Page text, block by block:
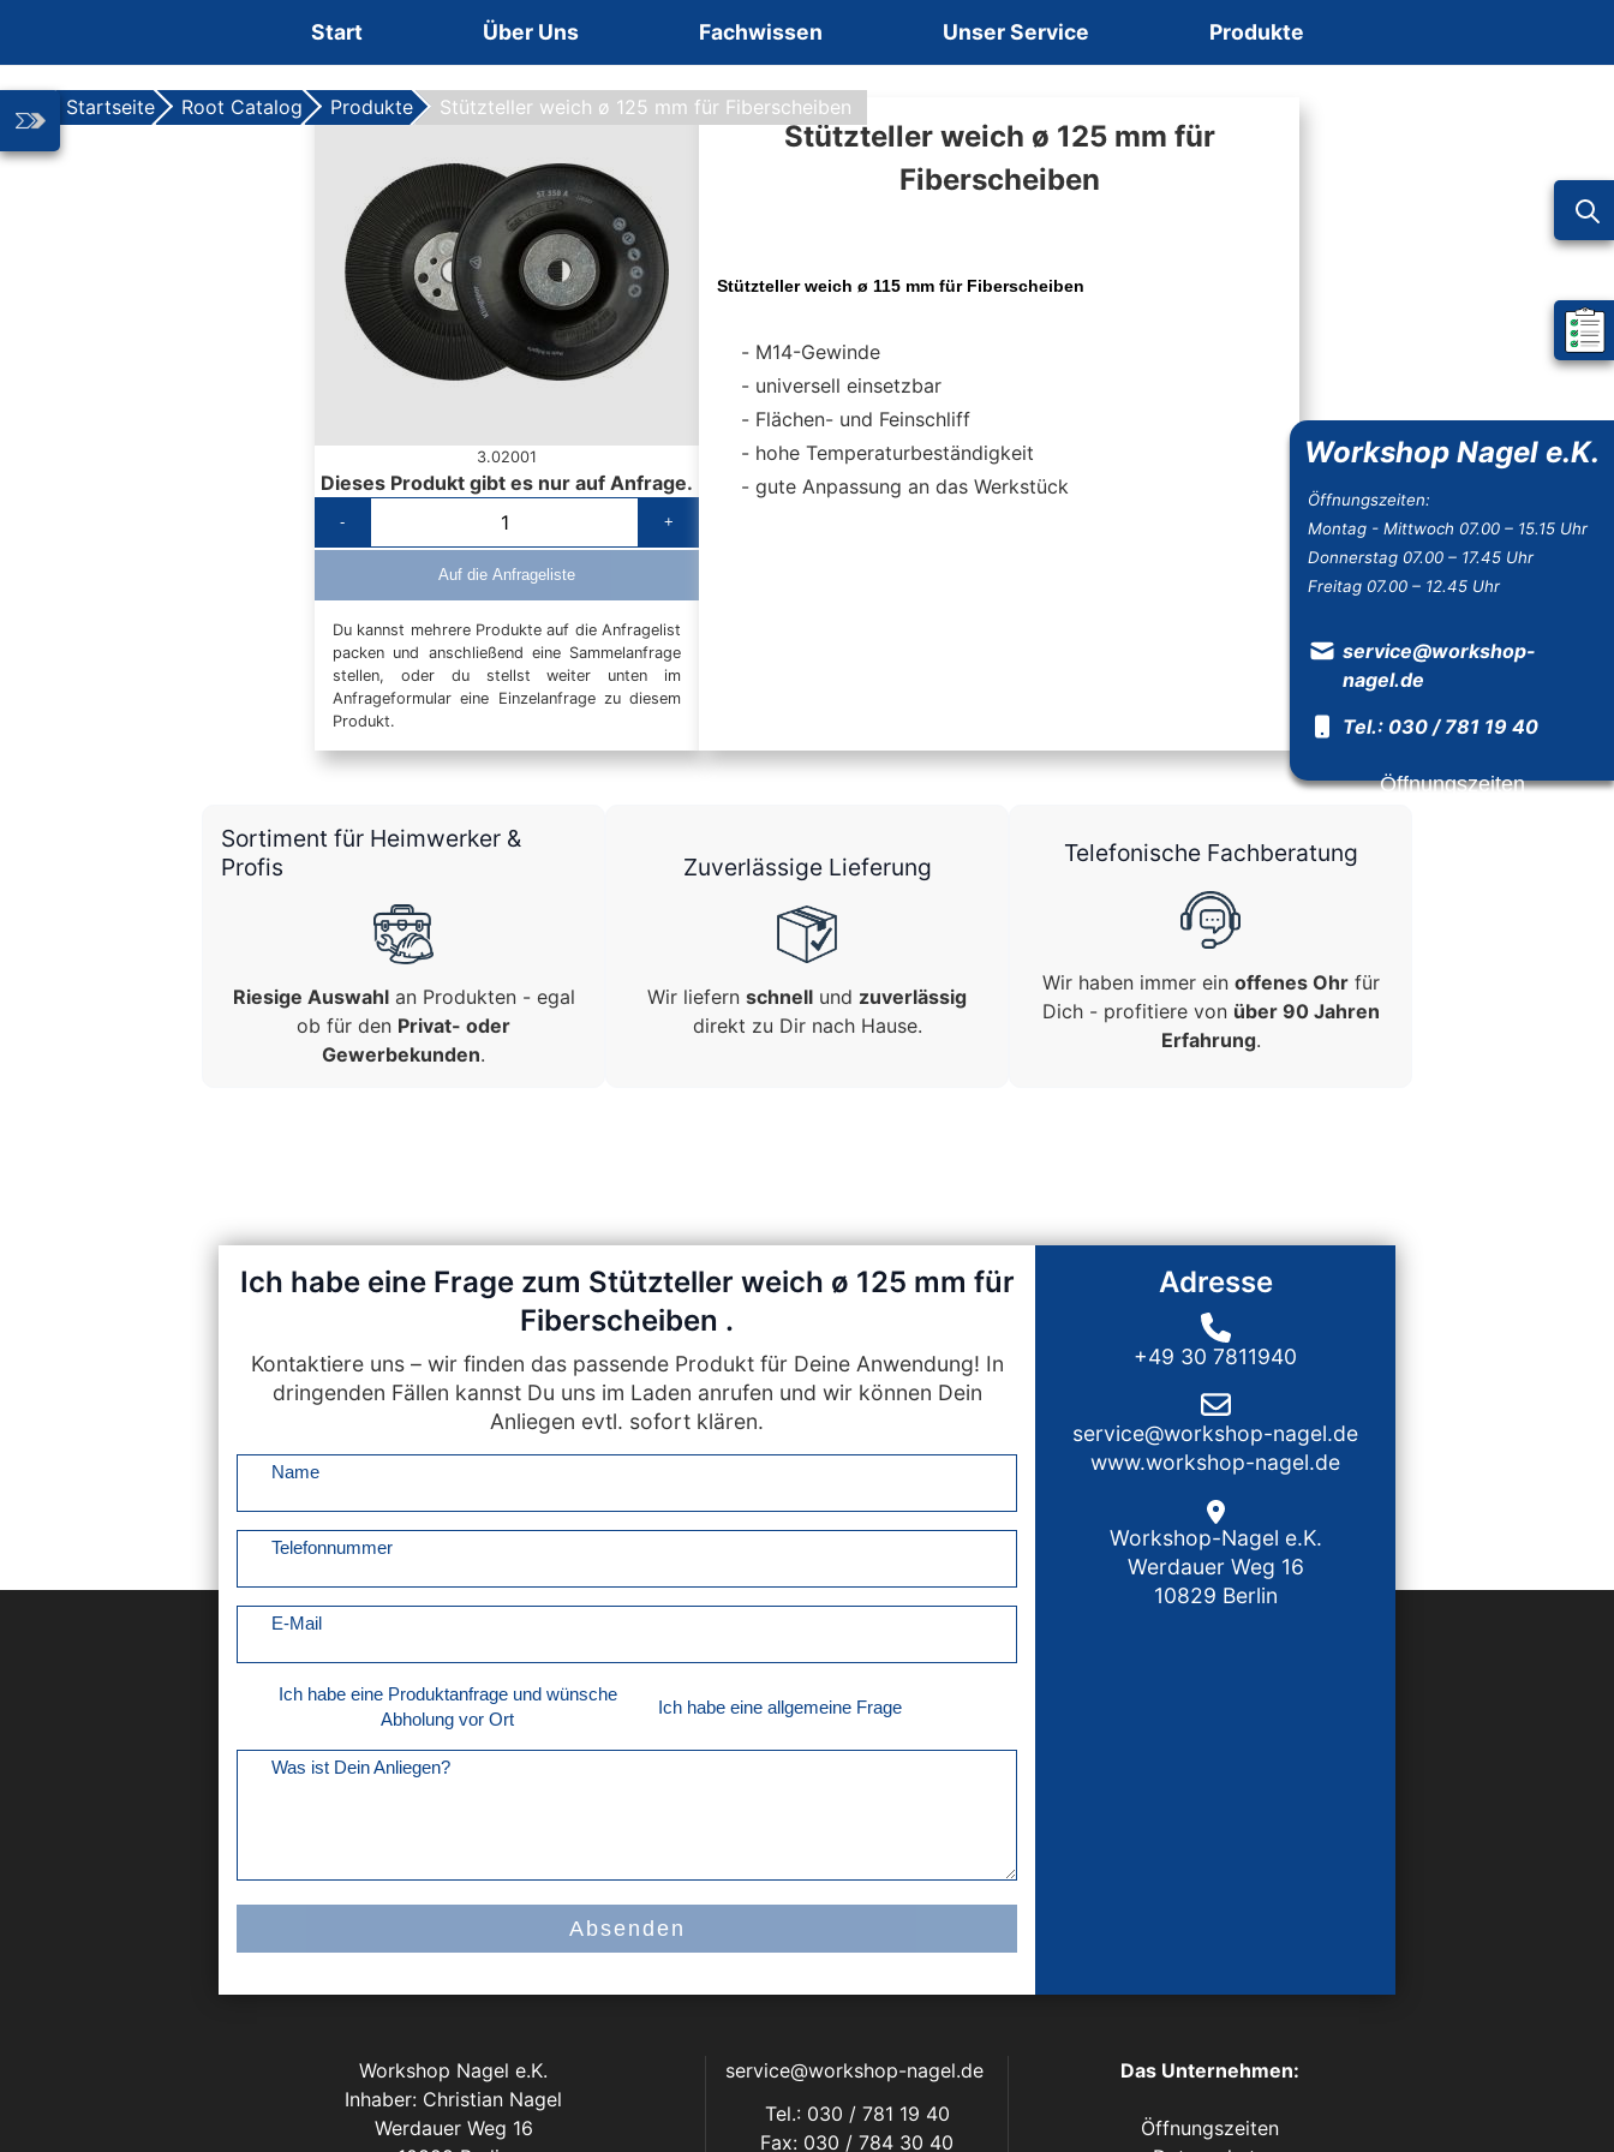
Start Über Uns Fachwissen Unser Service Produkte
Startseite Root Catalog Produkte Stützteller weich ø 125 mm für Fiberscheiben
Mein
Workshop Nagel e.K.
Öffnungszeiten:
Montag - Mittwoch 07.00 – 15.15 Uhr
Donnerstag 07.00 – 17.45 Uhr
Freitag 07.00 – 12.45 Uhr
service@workshop-
nagel.de
Tel.: 030 / 781 19 40
Öffnungszeiten
3.02001
Dieses Produkt gibt es nur auf Anfrage.
- +
Auf die Anfrageliste
Du kannst mehrere Produkte auf die Anfragelist
packen und anschließend eine Sammelanfrage
stellen, oder du stellst weiter unten im
Anfrageformular eine Einzelanfrage zu diesem
Produkt.
Stützteller weich ø 125 mm für
Fiberscheiben
Stützteller weich ø 115 mm für Fiberscheiben
M14-Gewinde
universell einsetzbar
Flächen- und Feinschliff
hohe Temperaturbeständigkeit
gute Anpassung an das Werkstück
Sortiment für Heimwerker &
Profis
Riesige Auswahlan Produkten - egal
ob für den Privat- oder
Gewerbekunden.
Zuverlässige Lieferung
Wir liefern schnell und zuverlässig
direkt zu Dir nach Hause.
Telefonische Fachberatung
Wir haben immer ein offenes Ohrfür
Dich - profitiere von über 90 Jahren
Erfahrung.
Ich habe eine Frage zum Stützteller weich ø 125 mm für
Fiberscheiben .
Kontaktiere uns – wir finden das passende Produkt für Deine Anwendung! In
dringenden Fällen kannst Du uns im Laden anrufen und wir können Dein
Anliegen evtl. sofort klären.
Name
Telefonnummer
E-Mail
Ich habe eine Produktanfrage und wünsche
Abholung vor Ort
Ich habe eine allgemeine Frage
Was ist Dein Anliegen?
Absenden
Adresse
+49 30 7811940
service@workshop-nagel.de
www.workshop-nagel.de
Workshop-Nagel e.K.
Werdauer Weg 16
10829 Berlin
Workshop Nagel e.K.
Inhaber: Christian Nagel
Werdauer Weg 16
service@workshop-nagel.de
Tel.: 030 / 781 19 40
Fax: 030 / 784 30 40
Das Unternehmen:
Öffnungszeiten